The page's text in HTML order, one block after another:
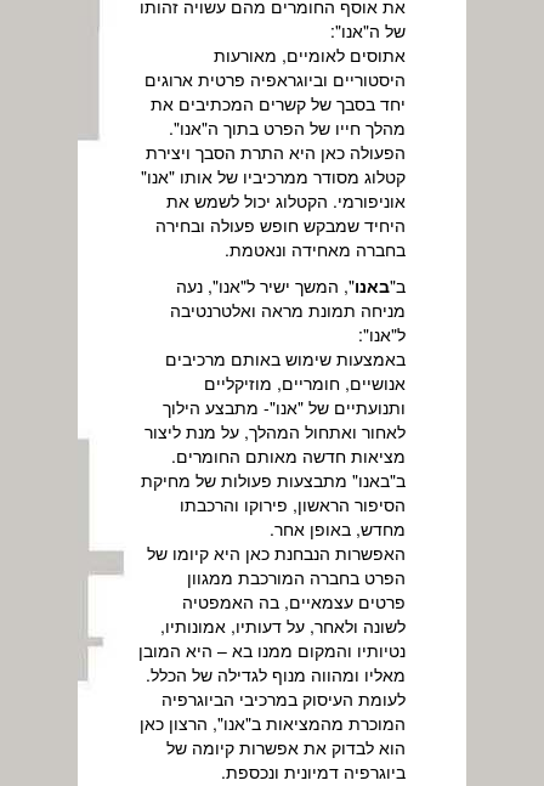
את אוסף החומרים מהם עשויה זהותו
של ה"אנו":
אתוסים לאומיים, מאורעות
היסטוריים וביוגראפיה פרטית ארוגים
יחד בסבך של קשרים המכתיבים את
מהלך חייו של הפרט בתוך ה"אנו".
הפעולה כאן היא התרת הסבך ויצירת
קטלוג מסודר ממרכיביו של אותו "אנו"
אוניפורמי. הקטלוג יכול לשמש את
היחיד שמבקש חופש פעולה ובחירה
בחברה מאחידה ונאטמת.
ב"באנו", המשך ישיר ל"אנו", נעה
מניחה תמונת מראה ואלטרנטיבה
ל"אנו":
באמצעות שימוש באותם מרכיבים
אנושיים, חומריים, מוזיקליים
ותנועתיים של "אנו"- מתבצע הילוך
לאחור ואתחול המהלך, על מנת ליצור
מציאות חדשה מאותם החומרים.
ב"באנו" מתבצעות פעולות של מחיקת
הסיפור הראשון, פירוקו והרכבתו
מחדש, באופן אחר.
האפשרות הנבחנת כאן היא קיומו של
הפרט בחברה המורכבת ממגוון
פרטים עצמאיים, בה האמפטיה
לשונה ולאחר, על דעותיו, אמונותיו,
נטיותיו והמקום ממנו בא – היא המובן
מאליו ומהווה מנוף לגדילה של הכלל.
לעומת העיסוק במרכיבי הביוגרפיה
המוכרת מהמציאות ב"אנו", הרצון כאן
הוא לבדוק את אפשרות קיומה של
ביוגרפיה דמיונית ונכספת.